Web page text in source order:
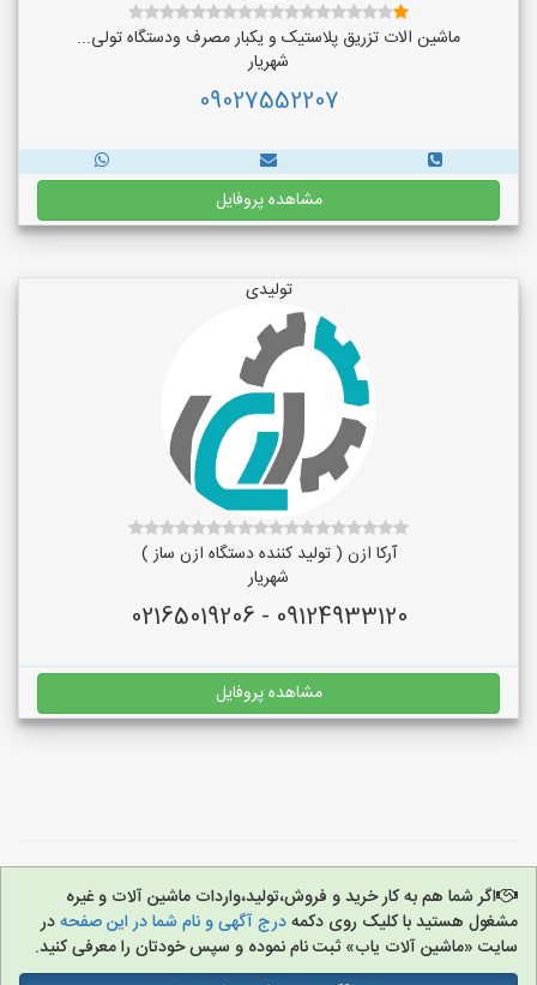
ماشین الات تزریق پلاستیک و یکبار مصرف ودستگاه تولی...
شهریار
09027552207
مشاهده پروفایل
تولیدی
آرکا ازن ( تولید کننده دستگاه ازن ساز )
شهریار
09124933120 - 02165019206
مشاهده پروفایل
اگر شما هم به کار خرید و فروش،تولید،واردات ماشین آلات و غیره
مشغول هستید با کلیک روی دکمهدرج آگهی و نام شما در این صفحهدر
سایت «ماشین آلات یاب» ثبت نام نموده و سپس خودتان را معرفی کنید.